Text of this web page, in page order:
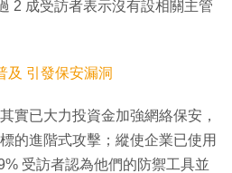
2 成受訪者表示沒有設相關主管
及 引發保安漏洞
實已大力投資金加強網絡保安，
的進階式攻擊；縱使企業已使用
受訪者認為他們的防禦工具並